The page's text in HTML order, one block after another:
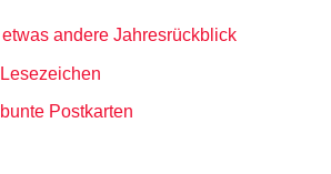
andere Jahresrückblick
Postkarten